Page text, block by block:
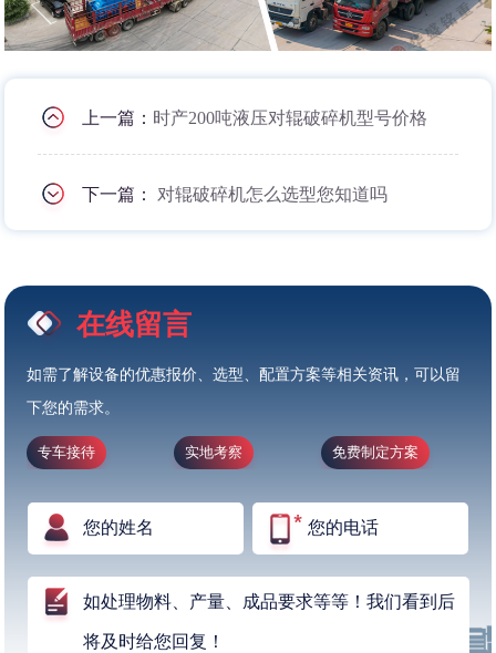
上一篇： 时产200吨液压对辊破碎机型号价格
下一篇： 对辊破碎机怎么选型您知道吗
在线留言
如需了解设备的优惠报价、选型、配置方案等相关资讯，可以留
下您的需求。
专车接待 实地考察 免费制定方案